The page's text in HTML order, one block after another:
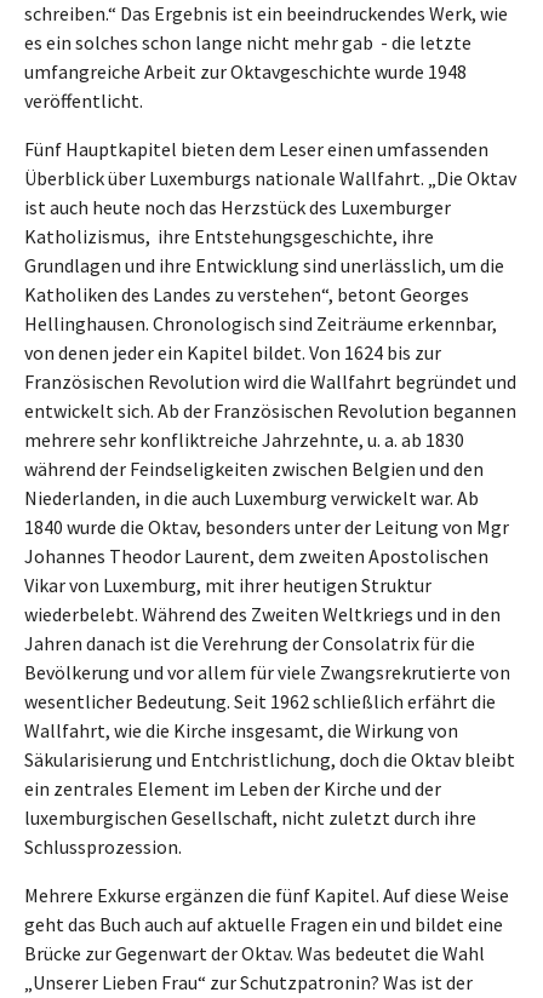
schreiben.“ Das Ergebnis ist ein beeindruckendes Werk, wie
es ein solches schon lange nicht mehr gab - die letzte
umfangreiche Arbeit zur Oktavgeschichte wurde 1948
veröffentlicht.
Fünf Hauptkapitel bieten dem Leser einen umfassenden
Überblick über Luxemburgs nationale Wallfahrt. „Die Oktav
ist auch heute noch das Herzstück des Luxemburger
Katholizismus, ihre Entstehungsgeschichte, ihre
Grundlagen und ihre Entwicklung sind unerlässlich, um die
Katholiken des Landes zu verstehen“, betont Georges
Hellinghausen. Chronologisch sind Zeiträume erkennbar,
von denen jeder ein Kapitel bildet. Von 1624 bis zur
Französischen Revolution wird die Wallfahrt begründet und
entwickelt sich. Ab der Französischen Revolution begannen
mehrere sehr konfliktreiche Jahrzehnte, u. a. ab 1830
während der Feindseligkeiten zwischen Belgien und den
Niederlanden, in die auch Luxemburg verwickelt war. Ab
1840 wurde die Oktav, besonders unter der Leitung von Mgr
Johannes Theodor Laurent, dem zweiten Apostolischen
Vikar von Luxemburg, mit ihrer heutigen Struktur
wiederbelebt. Während des Zweiten Weltkriegs und in den
Jahren danach ist die Verehrung der Consolatrix für die
Bevölkerung und vor allem für viele Zwangsrekrutierte von
wesentlicher Bedeutung. Seit 1962 schließlich erfährt die
Wallfahrt, wie die Kirche insgesamt, die Wirkung von
Säkularisierung und Entchristlichung, doch die Oktav bleibt
ein zentrales Element im Leben der Kirche und der
luxemburgischen Gesellschaft, nicht zuletzt durch ihre
Schlussprozession.
Mehrere Exkurse ergänzen die fünf Kapitel. Auf diese Weise
geht das Buch auch auf aktuelle Fragen ein und bildet eine
Brücke zur Gegenwart der Oktav. Was bedeutet die Wahl
„Unserer Lieben Frau“ zur Schutzpatronin? Was ist der